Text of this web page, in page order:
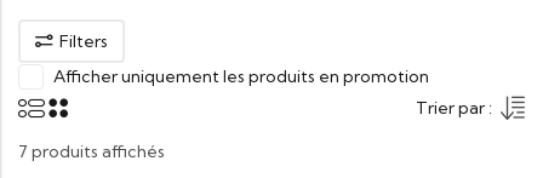
Filters
Afficher uniquement les produits en promotion
Trier par :
7 produits affichés